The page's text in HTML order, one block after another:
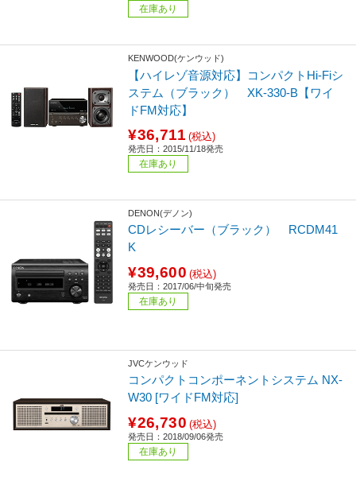
在庫あり
KENWOOD(ケンウッド)
【ハイレゾ音源対応】コンパクトHi-Fiシ
ステム（ブラック） XK-330-B【ワイ
ドFM対応】
¥36,711 (税込)
発売日：2015/11/18発売
在庫あり
DENON(デノン)
CDレシーバー（ブラック） RCDM41
K
¥39,600 (税込)
発売日：2017/06/中旬発売
在庫あり
JVCケンウッド
コンパクトコンポーネントシステム NX-
W30 [ワイドFM対応]
¥26,730 (税込)
発売日：2018/09/06発売
在庫あり